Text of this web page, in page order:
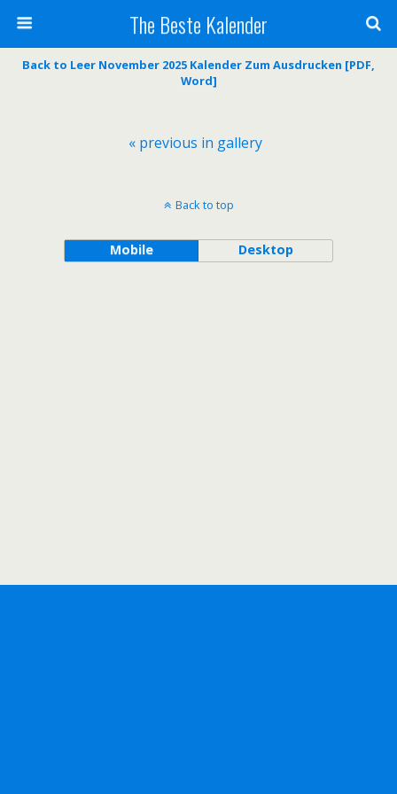
The Beste Kalender
Back to Leer November 2025 Kalender Zum Ausdrucken [PDF,
Word]
« previous in gallery
Back to top
Mobile Desktop